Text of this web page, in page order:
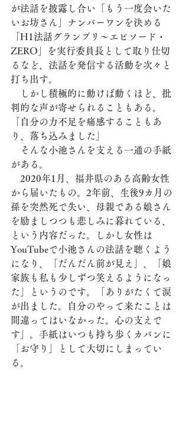
が法話を披露し合い「もう一度会いた
いお坊さん」ナンバーワンを決める
「H1法話グランプリ～エピソード・
ZERO」を実行委員長として取り仕切
るなど、法話を発信する活動を次々と
打ち出す。
しかし積極的に動けば動くほど、批
判的な声が寄せられることもある。
「自分の力不足を痛感することもあ
り、落ち込みました」
そんな小池さんを支える一通の手紙
がある。
2020年1月、福井県のある高齢女性
から届いたもの。2年前、生後9カ月の
孫を突然死で失い、母親である娘さん
を励ましつつも悲しみに暮れている、
という内容だった。しかし女性は
YouTubeで小池さんの法話を聴くよう
になり、「だんだん前が見え」、「娘
家族も私も少しずつ笑えるようになっ
た」というのです。「ありがたくて涙
が出ました。自分のやって来たことは
間違ってはいなかった。心の支えで
す」。手紙はいつも持ち歩くカバンに
「お守り」として大切にしまってい
る。